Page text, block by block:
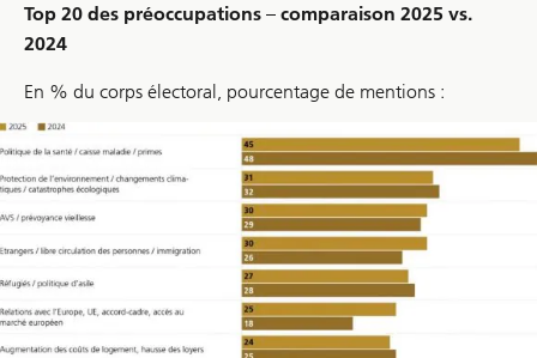
Top 20 des préoccupations – comparaison 2025 vs.
2024
En % du corps électoral, pourcentage de mentions :